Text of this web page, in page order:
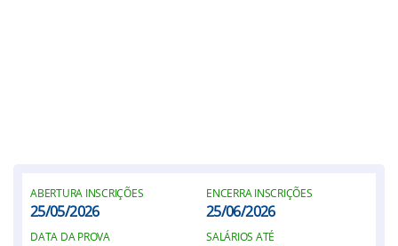
ABERTURA INSCRIÇÕES
25/05/2026
ENCERRA INSCRIÇÕES
25/06/2026
DATA DA PROVA SALÁRIOS ATÉ